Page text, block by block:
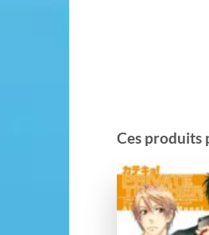
Ces produits